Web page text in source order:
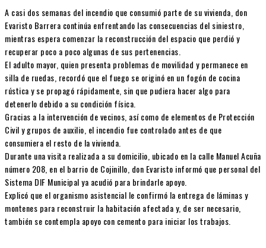
A casi dos semanas del incendio que consumió parte de su vivienda, don
Evaristo Barrera continúa enfrentando las consecuencias del siniestro,
mientras espera comenzar la reconstrucción del espacio que perdió y
recuperar poco a poco algunas de sus pertenencias.
El adulto mayor, quien presenta problemas de movilidad y permanece en
silla de ruedas, recordó que el fuego se originó en un fogón de cocina
rústica y se propagó rápidamente, sin que pudiera hacer algo para
detenerlo debido a su condición física.
Gracias a la intervención de vecinos, así como de elementos de Protección
Civil y grupos de auxilio, el incendio fue controlado antes de que
consumiera el resto de la vivienda.
Durante una visita realizada a su domicilio, ubicado en la calle Manuel Acuña
número 208, en el barrio de Cojinillo, don Evaristo informó que personal del
Sistema DIF Municipal ya acudió para brindarle apoyo.
Explicó que el organismo asistencial le confirmó la entrega de láminas y
montenes para reconstruir la habitación afectada y, de ser necesario,
también se contempla apoyo con cemento para iniciar los trabajos.